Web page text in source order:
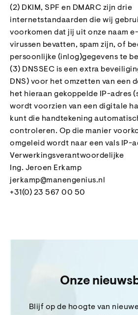
(2) DKIM, SPF en DMARC zijn drie
internetstandaarden die wij
voorkomen dat jij uit onze naam
virussen bevatten, spam zijn, of
persoonlijke (inlog)gegevens te
(3) DNSSEC is een extra
DNS) voor het omzetten van een
het hieraan gekoppelde IP-adres
wordt voorzien van een digitale
kunt die handtekening
controleren. Op die manier
omgeleid wordt naar een vals IP-
Verwerkingsverantwoordelijke
Ing. Jeroen Erkamp
jerkamp@manengenius.nl
+31(0) 23 567 00 50
Onze
Blijf op de hoogte van